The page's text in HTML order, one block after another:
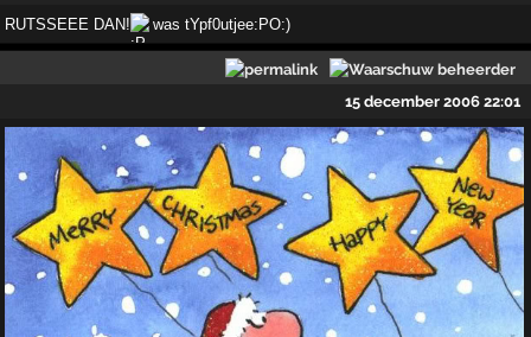
RUTSSEEE DAN! was tYpf0utjee:PO:)
15 december 2006 22:01